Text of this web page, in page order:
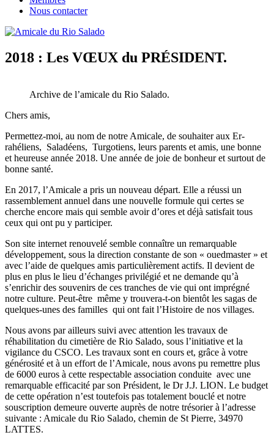
Nous contacter
2018 : Les VŒUX du PRÉSIDENT.
Archive de l’amicale du Rio Salado.
Chers amis,
Permettez-moi, au nom de notre Amicale, de souhaiter aux Er-
rahéliens, Saladéens, Turgotiens, leurs parents et amis, une bonne
et heureuse année 2018. Une année de joie de bonheur et surtout de
bonne santé.
En 2017, l’Amicale a pris un nouveau départ. Elle a réussi un
rassemblement annuel dans une nouvelle formule qui certes se
cherche encore mais qui semble avoir d’ores et déjà satisfait tous
ceux qui ont pu y participer.
Son site internet renouvelé semble connaître un remarquable
développement, sous la direction constante de son « ouedmaster » et
avec l’aide de quelques amis particulièrement actifs. Il devient de
plus en plus le lieu d’échanges privilégié et ne demande qu’à
s’enrichir des souvenirs de ces tranches de vie qui ont imprégné
notre culture. Peut-être même y trouvera-t-on bientôt les sagas de
quelques-unes des familles qui ont fait l’Histoire de nos villages.
Nous avons par ailleurs suivi avec attention les travaux de
réhabilitation du cimetière de Rio Salado, sous l’initiative et la
vigilance du CSCO. Les travaux sont en cours et, grâce à votre
générosité et à un effort de l’Amicale, nous avons pu remettre plus
de 6000 euros à cette respectable association conduite avec une
remarquable efficacité par son Président, le Dr J.J. LION. Le budget
de cette opération n’est toutefois pas totalement bouclé et notre
souscription demeure ouverte auprès de notre trésorier à l’adresse
suivante : Amicale du Rio Salado, chemin de St Pierre, 34970
LATTES.